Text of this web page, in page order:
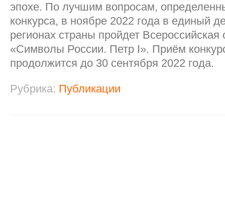
эпохе. По лучшим вопросам,
конкурса, в ноябре 2022 года в единый
регионах страны пройдет
«Символы России. Петр I». Приём
продолжится до 30 сентября 2022 года.
Рубрика: Публикации